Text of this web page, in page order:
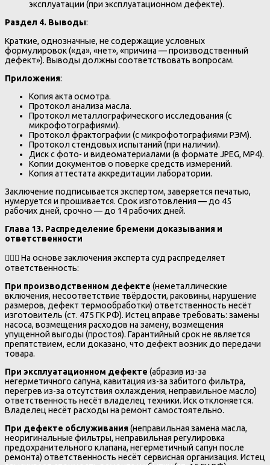
эксплуатации (при эксплуатационном дефекте).
Раздел 4. Выводы:
Краткие, однозначные, не содержащие условных
формулировок («да», «нет», «причина — производственный
дефект»). Выводы должны соответствовать вопросам.
Приложения:
Копия акта осмотра.
Протокол анализа масла.
Протокол металлографического исследования (с
микрофотографиями).
Протокол фрактографии (с микрофотографиями РЭМ).
Протокол стендовых испытаний (при наличии).
Диск с фото- и видеоматериалами (в формате JPEG, MP4).
Копии документов о поверке средств измерений.
Копия аттестата аккредитации лаборатории.
Заключение подписывается экспертом, заверяется печатью,
нумеруется и прошивается. Срок изготовления — до 45
рабочих дней, срочно — до 14 рабочих дней.
Глава 13. Распределение бремени доказывания и
ответственности
👨‍⚖️⚖️ На основе заключения эксперта суд распределяет
ответственность:
При производственном дефекте (неметаллические
включения, несоответствие твёрдости, раковины, нарушение
размеров, дефект термообработки) ответственность несёт
изготовитель (ст. 475 ГК РФ). Истец вправе требовать: замены
насоса, возмещения расходов на замену, возмещения
упущенной выгоды (простоя). Гарантийный срок не является
препятствием, если доказано, что дефект возник до передачи
товара.
При эксплуатационном дефекте (абразив из-за
негерметичного сапуна, кавитация из-за забитого фильтра,
перегрев из-за отсутствия охлаждения, неправильное масло)
ответственность несёт владелец техники. Иск отклоняется.
Владелец несёт расходы на ремонт самостоятельно.
При дефекте обслуживания(неправильная замена масла,
неоригинальные фильтры, неправильная регулировка
предохранительного клапана, негерметичный сапун после
ремонта) ответственность несёт сервисная организация. Истец